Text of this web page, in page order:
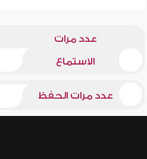
عدد مرات
الاستماع
عدد مرات الحفظ